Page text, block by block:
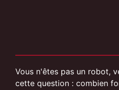
Vous n'êtes pas un robot,
cette question : combien